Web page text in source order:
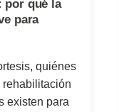
por qué la
para
quiénes
rehabilitación
existen para